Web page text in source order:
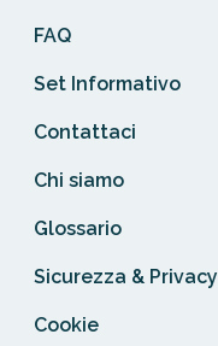
FAQ
Set Informativo
Contattaci
Chi siamo
Glossario
Sicurezza & Privacy
Cookie